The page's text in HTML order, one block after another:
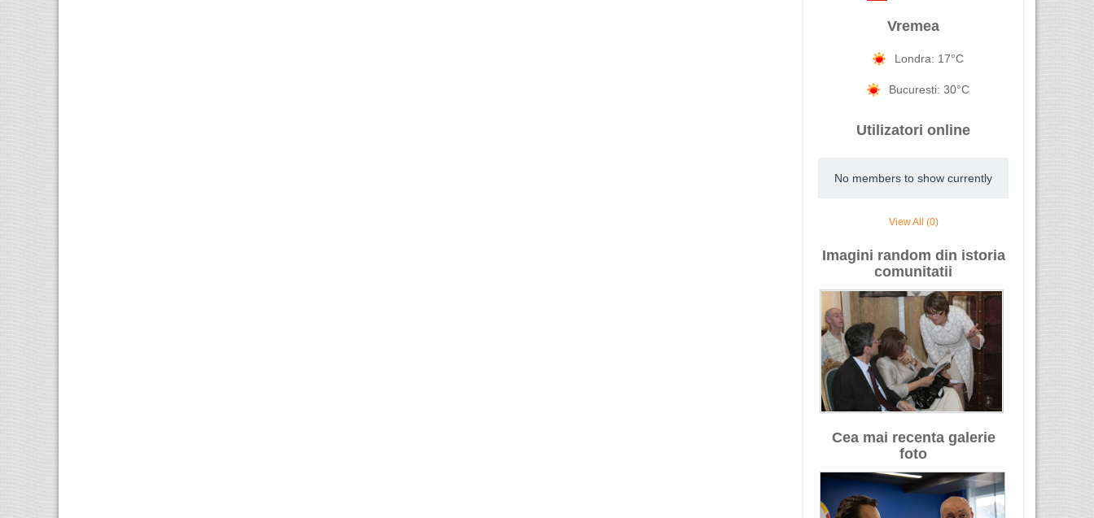
Vremea
Londra: 17°C
Bucuresti: 30°C
Utilizatori online
No members to show currently
View All (0)
Imagini random din istoria
comunitatii
Cea mai recenta galerie
foto